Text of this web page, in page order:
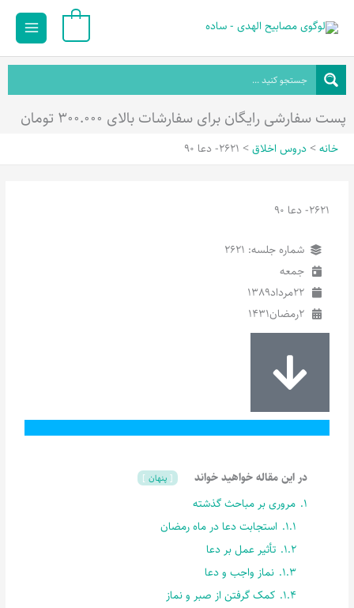
محتوا
Main
پست سفارشی رایگان برای سفارشات بالای ۳۰۰.۰۰۰ تومان
خانه دروس اخلاق 2621- دعا 90
2621- دعا 90
شماره جلسه: 2621
جمعه
22مرداد1389
2رمضان1431
در این مقاله خواهید خواند پنهان
1. مروری بر مباحث گذشته
1.1. استجابت دعا در ماه رمضان
1.2. تأثیر عمل بر دعا
1.3. نماز واجب و دعا
1.4. کمک گرفتن از صبر و نماز